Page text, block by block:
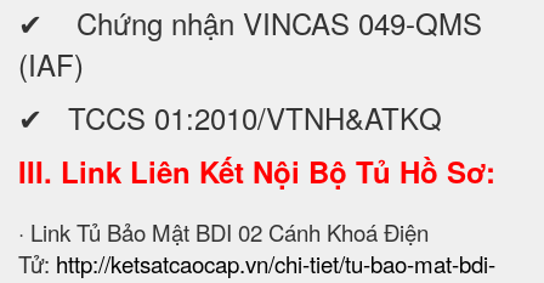
✔ Chứng nhận VINCAS 049-QMS
(IAF)
✔ TCCS 01:2010/VTNH&ATKQ
III. Link Liên Kết Nội Bộ Tủ Hồ Sơ:
· Link Tủ Bảo Mật BDI 02 Cánh Khoá Điện
Tử: http://ketsatcaocap.vn/chi-tiet/tu-bao-mat-bdi-